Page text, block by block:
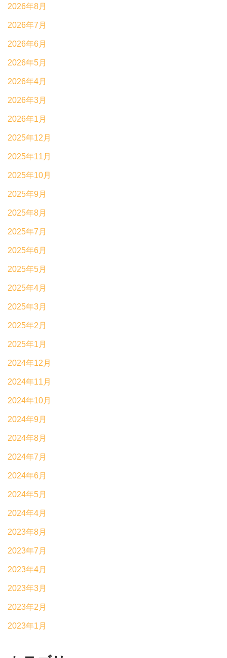
2026年8月
2026年7月
2026年6月
2026年5月
2026年4月
2026年3月
2026年1月
2025年12月
2025年11月
2025年10月
2025年9月
2025年8月
2025年7月
2025年6月
2025年5月
2025年4月
2025年3月
2025年2月
2025年1月
2024年12月
2024年11月
2024年10月
2024年9月
2024年8月
2024年7月
2024年6月
2024年5月
2024年4月
2023年8月
2023年7月
2023年4月
2023年3月
2023年2月
2023年1月